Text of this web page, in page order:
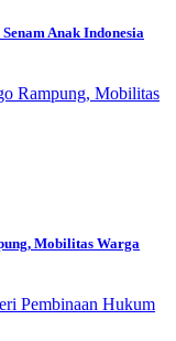
Anak Indonesia
Mobilitas Warga